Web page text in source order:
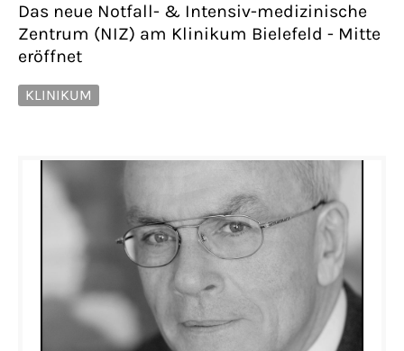
Das neue Notfall- & Intensiv-medizinische
Zentrum (NIZ) am Klinikum Bielefeld - Mitte
eröffnet
KLINIKUM